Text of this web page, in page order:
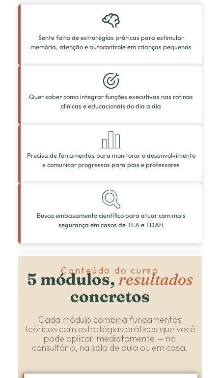
Sente falta de estratégias práticas para estimular
memória, atenção e autocontrole em crianças pequenas
Quer saber como integrar funções executivas nas rotinas
clínicas e educacionais do dia a dia
Precisa de ferramentas para monitorar o desenvolvimento
e comunicar progressos para pais e professores
Busca embasamento cientíﬁco para atuar com mais
segurança em casos de TEA e TDAH
Conteúdo do curso
5 módulos,resultados
concretos
Cada módulo combina fundamentos
teóricos com estratégias práticas que você
pode aplicar imediatamente — no
consultório, na sala de aula ou em casa.